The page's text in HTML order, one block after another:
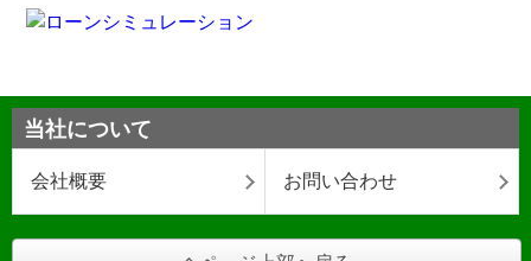
当社について
会社概要 お問い合わせ